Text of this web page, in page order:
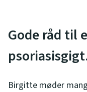
Gode råd til
Birgitte møder